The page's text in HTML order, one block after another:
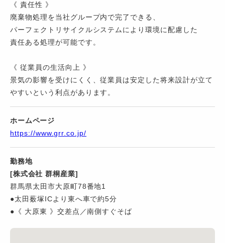
《 責任性 》
廃棄物処理を当社グループ内で完了できる、
パーフェクトリサイクルシステムにより環境に配慮した
責任ある処理が可能です。
《 従業員の生活向上 》
景気の影響を受けにくく、従業員は安定した将来設計が立て
やすいという利点があります。
ホームページ
https://www.grr.co.jp/
勤務地
[株式会社 群桐産業]
群馬県太田市大原町78番地1
●太田薮塚ICより東へ車で約5分
●《 大原東 》交差点／南側すぐそば